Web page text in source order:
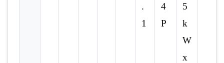
.
1
4
P
5
k
W
x